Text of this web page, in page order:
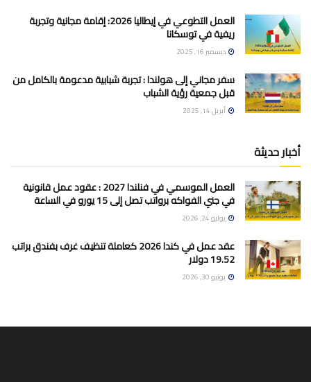
العمل التطوعي في إيطاليا 2026: إقامة مجانية وتجربة
ريفية في توسكانا
ديسمبر 16, 2025
سفر مجاني إلى هولندا : تجربة شبابية مدعومة بالكامل من
قبل جمعية رؤية الشباب
أبريل 14, 2025
أخبار حديثة
العمل الموسمي في فنلندا 2027 : عقود عمل قانونية
في جني الفواكه برواتب تصل إلى 15 يورو في الساعة
يوليو 24, 2026
عقد عمل في كندا 2026 كعاملة تنظيف غرف بفندق براتب
19.52 دولار
يونيو 30, 2026